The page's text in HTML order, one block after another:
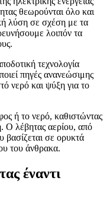
θεωρούνται όλο και
λύση σε σχέση με τα
λοιπόν τα
τεχνολογία
πηγές ανανεώσιμης
νερό και ψύξη για το
ή το νερό, καθιστώντας
Ο λέβητας αερίου, από
βασίζεται σε ορυκτά
του άνθρακα.
έναντι